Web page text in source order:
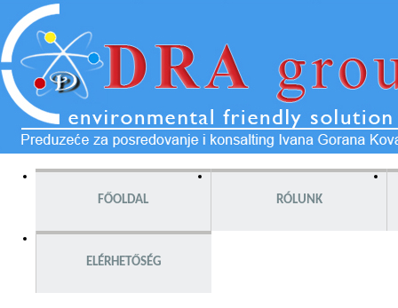
FŐOLDAL RÓLUNK
ELÉRHETŐSÉG